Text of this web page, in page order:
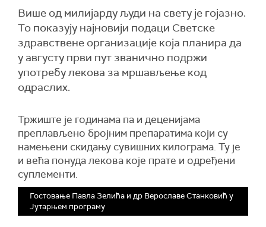
Више од милијарду људи на свету је гојазно.
То показују најновији подаци Светске
здравствене организације која планира да
у августу први пут званично подржи
употребу лекова за мршављење код
одраслих.
Тржиште је годинама па и деценијама
преплављено бројним препаратима који су
намењени скидању сувишних килограма. Ту је
и већа понуда лекова које прате и одређени
суплементи.
Гостовање Павла Зелића и др Верославе Станковић у
Јутарњем програму